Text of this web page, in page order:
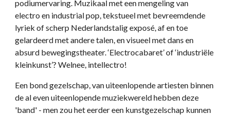
podiumervaring. Muzikaal met een mengeling van
electro en industrial pop, tekstueel met bevreemdende
lyriek of scherp Nederlandstalig exposé, af en toe
gelardeerd met andere talen, en visueel met dans en
absurd bewegingstheater. ‘Electrocabaret’ of ‘industriële
kleinkunst’? Welnee, intellectro!
Een bond gezelschap, van uiteenlopende artiesten binnen
de al even uiteenlopende muziekwereld hebben deze
'band' - men zou het eerder een kunstgezelschap kunnen